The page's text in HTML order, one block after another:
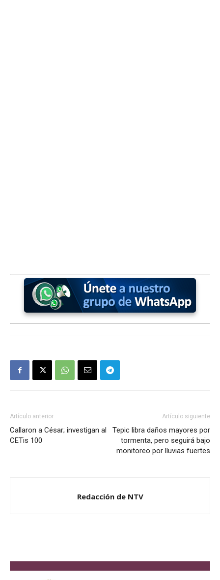
Artículo anterior
Callaron a César; investigan al
CETis 100
Artículo siguiente
Tepic libra daños mayores por
tormenta, pero seguirá bajo
monitoreo por lluvias fuertes
Redacción de NTV